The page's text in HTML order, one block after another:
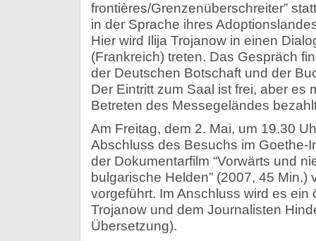
frontières/Grenzenüberschreiter”
in der Sprache ihres
Hier wird Ilija Trojanow in einen
(Frankreich) treten. Das Gespräch
der Deutschen Botschaft und der
Der Eintritt zum Saal ist frei, aber es
Betreten des Messegeländes
Am Freitag, dem 2. Mai, um 19.30
Abschluss des Besuchs im Goethe-
der Dokumentarfilm “Vorwärts und
bulgarische Helden” (2007, 45 Min.)
vorgeführt. Im Anschluss wird es ein
Trojanow und dem Journalisten
Übersetzung).